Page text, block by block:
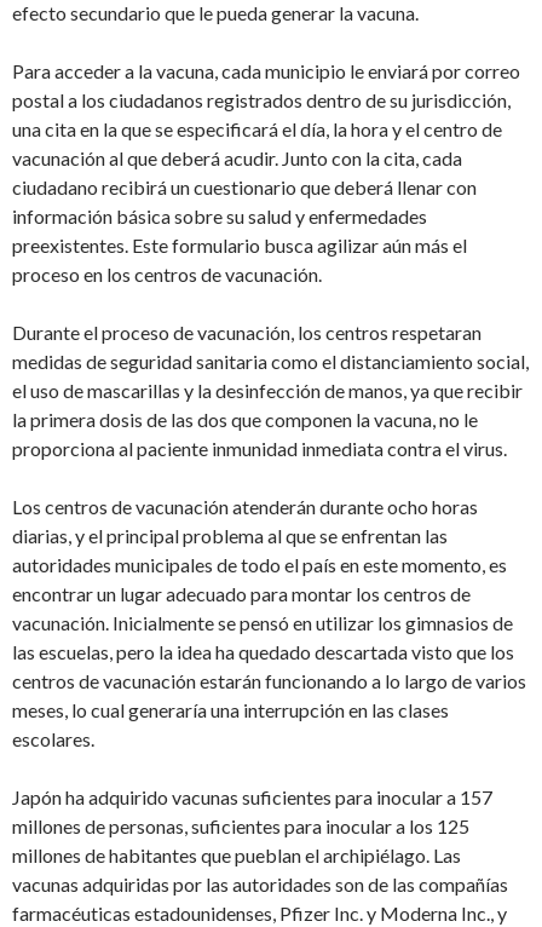
efecto secundario que le pueda generar la vacuna.
Para acceder a la vacuna, cada municipio le enviará por correo
postal a los ciudadanos registrados dentro de su jurisdicción,
una cita en la que se especificará el día, la hora y el centro de
vacunación al que deberá acudir. Junto con la cita, cada
ciudadano recibirá un cuestionario que deberá llenar con
información básica sobre su salud y enfermedades
preexistentes. Este formulario busca agilizar aún más el
proceso en los centros de vacunación.
Durante el proceso de vacunación, los centros respetaran
medidas de seguridad sanitaria como el distanciamiento social,
el uso de mascarillas y la desinfección de manos, ya que recibir
la primera dosis de las dos que componen la vacuna, no le
proporciona al paciente inmunidad inmediata contra el virus.
Los centros de vacunación atenderán durante ocho horas
diarias, y el principal problema al que se enfrentan las
autoridades municipales de todo el país en este momento, es
encontrar un lugar adecuado para montar los centros de
vacunación. Inicialmente se pensó en utilizar los gimnasios de
las escuelas, pero la idea ha quedado descartada visto que los
centros de vacunación estarán funcionando a lo largo de varios
meses, lo cual generaría una interrupción en las clases
escolares.
Japón ha adquirido vacunas suficientes para inocular a 157
millones de personas, suficientes para inocular a los 125
millones de habitantes que pueblan el archipiélago. Las
vacunas adquiridas por las autoridades son de las compañías
farmacéuticas estadounidenses, Pfizer Inc. y Moderna Inc., y